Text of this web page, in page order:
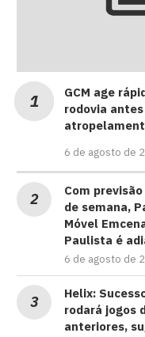
GCM age
rodovia
6 de agosto de
Com
de semana,
Móvel
Paulista é
6 de agosto de
Helix:
rodará jogos
anteriores,